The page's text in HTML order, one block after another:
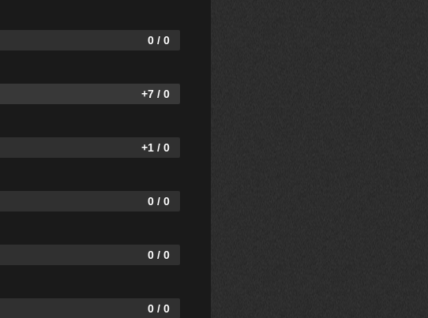
0 / 0
+7 / 0
+1 / 0
0 / 0
0 / 0
0 / 0